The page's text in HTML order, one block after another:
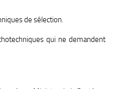
de sélection.
qui ne demandent